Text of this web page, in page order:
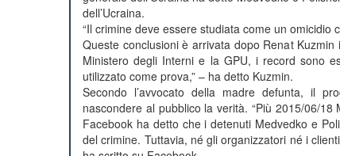
dell’Ucraina.
“Il crimine deve essere studiata come un omicidio
Queste conclusioni è arrivata dopo Renat
Ministero degli Interni e la GPU, i record sono
utilizzato come prova,” – ha detto Kuzmin.
Secondo l’avvocato della madre defunta, il
nascondere al pubblico la verità. “Più 2015/06/
Facebook ha detto che i detenuti Medvedko e
del crimine. Tuttavia, né gli organizzatori né i